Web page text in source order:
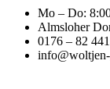
Mo – Do:
Almsloher
0176 – 82